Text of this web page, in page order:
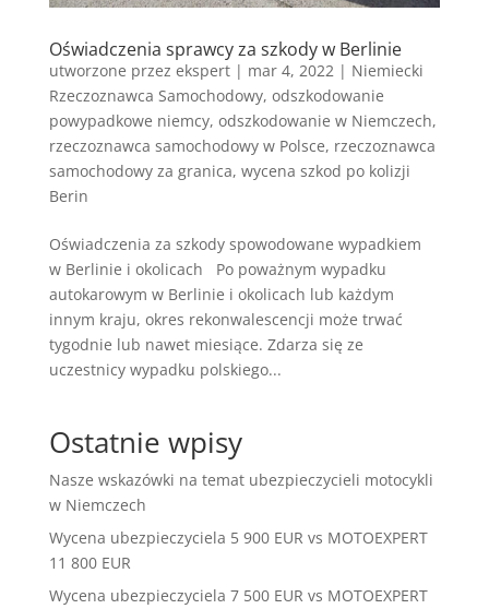
Oświadczenia sprawcy za szkody w Berlinie
utworzone przez ekspert| mar 4, 2022| Niemiecki
Rzeczoznawca Samochodowy, odszkodowanie
powypadkowe niemcy, odszkodowanie w Niemczech,
rzeczoznawca samochodowy w Polsce, rzeczoznawca
samochodowy za granica, wycena szkod po kolizji
Berin
Oświadczenia za szkody spowodowane wypadkiem
w Berlinie i okolicach Po poważnym wypadku
autokarowym w Berlinie i okolicach lub każdym
innym kraju, okres rekonwalescencji może trwać
tygodnie lub nawet miesiące. Zdarza się ze
uczestnicy wypadku polskiego...
Ostatnie wpisy
Nasze wskazówki na temat ubezpieczycieli motocykli
w Niemczech
Wycena ubezpieczyciela 5 900 EUR vs MOTOEXPERT
11 800 EUR
Wycena ubezpieczyciela 7 500 EUR vs MOTOEXPERT